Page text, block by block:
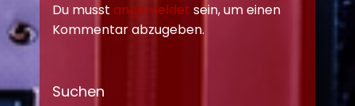
Du musst angemeldet sein, um einen
Kommentar abzugeben.
Suchen